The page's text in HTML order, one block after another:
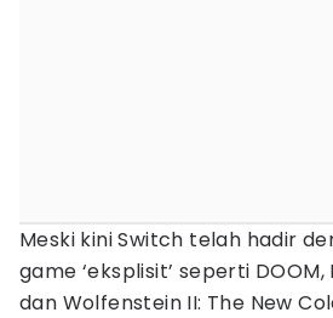
Meski kini Switch telah hadir
game ‘eksplisit’ seperti
dan Wolfenstein II: The New